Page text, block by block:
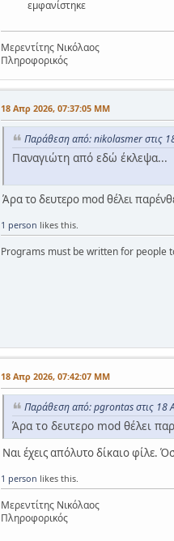
εμφανίστηκε
Μερεντίτης Νικόλαος
Πληροφορικός
18 Απρ 2026, 07:37:05 ΜΜ
Παράθεση από: nikolasmer στις
Παναγιώτη από εδώ έκλεψα...
Άρα το δευτερο mod θέλει
1 person likes this.
Programs must be written for people
18 Απρ 2026, 07:42:07 ΜΜ
Παράθεση από: pgrontas στις
Άρα το δευτερο mod θέλει
Ναι έχεις απόλυτο δίκαιο φίλε.
1 person likes this.
Μερεντίτης Νικόλαος
Πληροφορικός